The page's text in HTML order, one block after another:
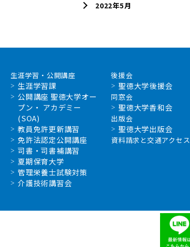
2022年5月
生涯学習・公開講座
生涯学習課
公開講座 聖徳大学オー
プン・ アカデミー
(SOA)
教員免許更新講習
免許法認定公開講座
司書・司書補講習
夏期保育大学
管理栄養士試験対策
介護技術講習会
後援会
聖徳大学後援会
同窓会
聖徳大学香和会
出版会
聖徳大学出版会
資料請求と交通アクセス